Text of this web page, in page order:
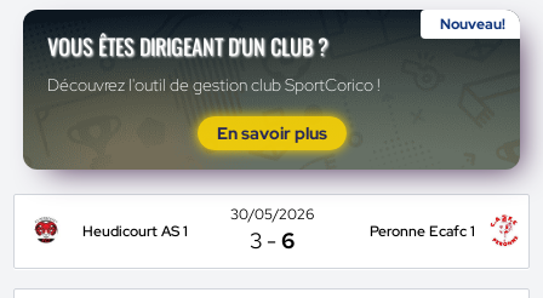
Nouveau!
VOUS ÊTES DIRIGEANT D'UN CLUB ?
Découvrez l'outil de gestion club SportCorico !
En savoir plus
Heudicourt AS 1
30/05/2026
3 -6 Peronne Ecafc 1